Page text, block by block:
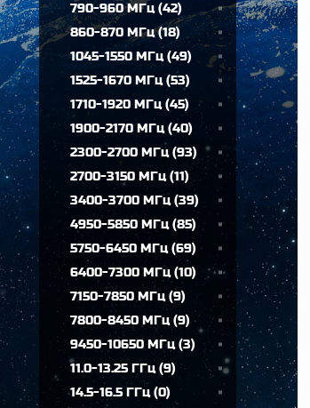
790-960 МГц(42)
860-870 МГц(18)
1045-1550 МГц(49)
1525-1670 МГц(53)
1710-1920 МГц(45)
1900-2170 МГц(40)
2300-2700 МГц(93)
2700-3150 МГц(11)
3400-3700 МГц(39)
4950-5850 МГц(85)
5750-6450 МГц(69)
6400-7300 МГц(10)
7150-7850 МГц(9)
7800-8450 МГц(9)
9450-10650 МГц(3)
11.0-13.25 ГГц(9)
14.5-16.5 ГГц(0)